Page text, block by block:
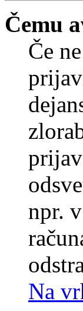
Čemu
Če
npr.
Na